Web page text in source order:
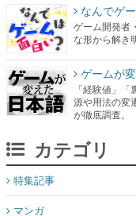
なんでゲ
ゲーム開発者
な形から解き
ゲームが
「経験値」
源や用法の変
が徹底調査。
カテゴリ
特集記事
マンガ